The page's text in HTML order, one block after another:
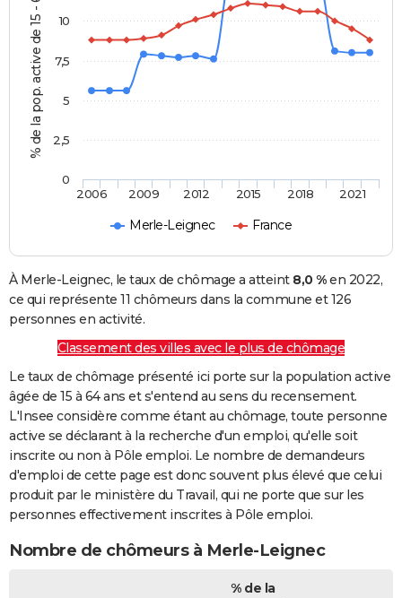
% de la pop. active de 15 - 64 ans
Merle-Leignec France
2006 2009 2012 2015 2018 2021
0
2,5
5
7,5
10
À Merle-Leignec, le taux de chômage a atteint 8,0 %en 2022,
ce qui représente 11 chômeurs dans la commune et 126
personnes en activité.
Classement des villes avec le plus de chômage
Le taux de chômage présenté ici porte sur la population active
âgée de 15 à 64 ans et s'entend au sens du recensement.
L'Insee considère comme étant au chômage, toute personne
active se déclarant à la recherche d'un emploi, qu'elle soit
inscrite ou non à Pôle emploi. Le nombre de demandeurs
d'emploi de cette page est donc souvent plus élevé que celui
produit par le ministère du Travail, qui ne porte que sur les
personnes effectivement inscrites à Pôle emploi.
Nombre de chômeurs à Merle-Leignec
% de la